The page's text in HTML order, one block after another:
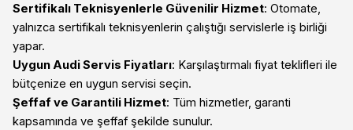
Sertifikalı Teknisyenlerle Güvenilir Hizmet: Otomate,
yalnızca sertifikalı teknisyenlerin çalıştığı servislerle iş birliği
yapar.
Uygun Audi Servis Fiyatları: Karşılaştırmalı fiyat teklifleri ile
bütçenize en uygun servisi seçin.
Şeffaf ve Garantili Hizmet: Tüm hizmetler, garanti
kapsamında ve şeffaf şekilde sunulur.